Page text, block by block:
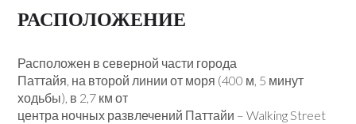
РАСПОЛОЖЕНИЕ
Расположен в северной части города
Паттайя, на второй линии от моря (400 м, 5 минут
ходьбы), в 2,7 км от
центра ночных развлечений Паттайи – Walking Street